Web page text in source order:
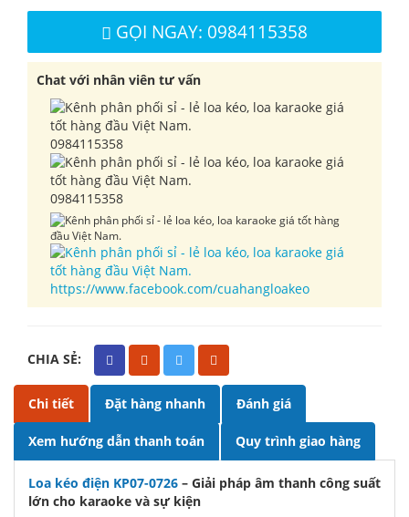
GỌI NGAY: 0984115358
Chat với nhân viên tư vấn
0984115358
0984115358
https://www.facebook.com/cuahangloakeo
CHIA SẺ:
Chi tiết Đặt hàng nhanh Đánh giá
Xem hướng dẫn thanh toán Quy trình giao hàng
Loa kéo điện KP07-0726 – Giải pháp âm thanh công suất
lớn cho karaoke và sự kiện